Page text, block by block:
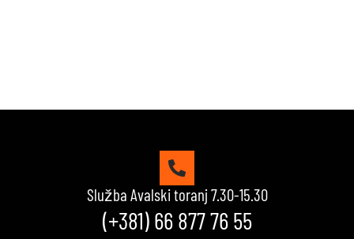
Služba Avalski toranj 7.30-15.30
(+381) 66 877 76 55